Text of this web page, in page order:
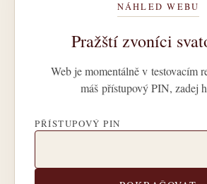
NÁHLED WEBU
Pražští zvoníci
Web je momentálně v testovacím
máš přístupový PIN, zadej
PŘÍSTUPOVÝ PIN